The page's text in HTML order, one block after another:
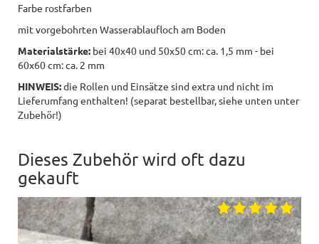
Farbe rostfarben
mit vorgebohrten Wasserablaufloch am Boden
Materialstärke: bei 40x40 und 50x50 cm: ca. 1,5 mm - bei
60x60 cm: ca. 2 mm
HINWEIS:die Rollen und Einsätze sind extra und nicht im
Lieferumfang enthalten! (separat bestellbar, siehe unten unter
Zubehör!)
Dieses Zubehör wird oft dazu
gekauft